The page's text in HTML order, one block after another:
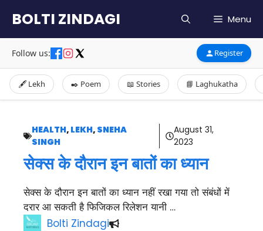
content
BOLTI ZINDAGI Menu
Follow us: Register
🖋️ Lekh ✒️ Poem 📖 Stories 📘 Laghukatha
HEALTH, LEKH, SNEHA
SINGH
August 31,
2023
सेक्स के दौरान इन बातों का ध्यान
सेक्स के दौरान इन बातों का ध्यान नहीं रखा गया तो संबंधों में
दरार आ सकती है फिजिकल रिलेशन यानी …
Bolti Zindagi